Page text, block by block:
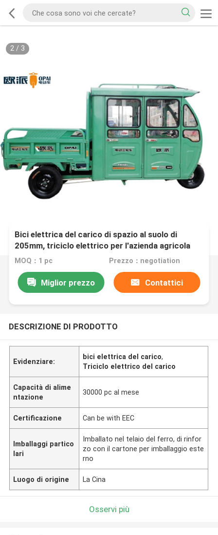
2/ 3
Bici elettrica del carico di spazio al suolo di
205mm, triciclo elettrico per l'azienda agricola
MOQ：1 pc Prezzo：negotiation
Miglior prezzo Contattici
DESCRIZIONE DI PRODOTTO
Evidenziare:
bici elettrica del carico,
Triciclo elettrico del carico
Capacità di alime
ntazione
30000 pc al mese
Certificazione Can be with EEC
Imballaggi partico
lari
Imballato nel telaio del ferro, di rinfor
zo con il cartone per imballaggio este
rno
Luogo di origine La Cina
Osservi più